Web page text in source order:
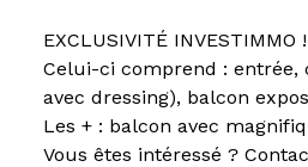
EXCLUSIVITÉ
Celui-ci comprend : entrée,
avec dressing), balcon
Les + : balcon avec
Vous êtes intéressé ?